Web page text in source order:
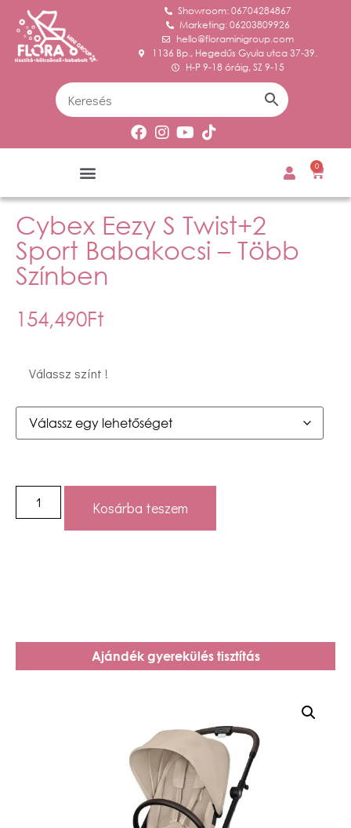
Showroom: 06704284867
Marketing: 06203809926
hello@floraminigroup.com
1136 Bp., Hegedűs Gyula utca 37-39.
H-P 9-18 óráig, SZ 9-15
0
Cybex Eezy S Twist+2
Sport Babakocsi – Több
Színben
154,490Ft
Válassz színt !
Kosárba teszem
Ajándék gyerekülés tisztítás